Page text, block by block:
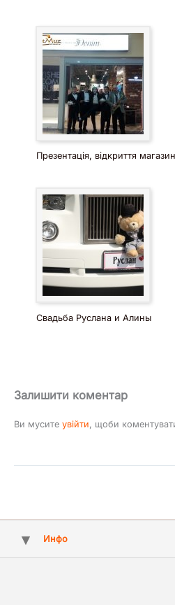
Презентація, відкриття
Свадьба Руслана и Алины
Залишити коментар
Ви мусите увійти, щоби
Инфо